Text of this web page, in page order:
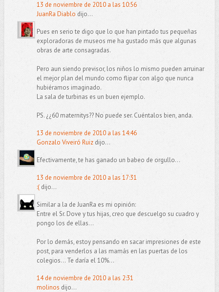
13 de noviembre de 2010 a las 10:56
JuanRa Diablo dijo...
Pues en serio te digo que lo que han pintado tus pequeñas
exploradoras de museos me ha gustado más que algunas
obras de arte consagradas.
Pero aun siendo previsor, los niños lo mismo pueden arruinar
el mejor plan del mundo como flipar con algo que nunca
hubiéramos imaginado.
La sala de turbinas es un buen ejemplo.
PS. ¿¿60 maternitys?? No puede ser. Cuéntalos bien, anda.
13 de noviembre de 2010 a las 14:46
Gonzalo Viveiró Ruizdijo...
Efectivamente, te has ganado un babeo de orgullo...
13 de noviembre de 2010 a las 17:31
:(dijo...
Similar a la de JuanRa es mi opinión:
Entre el Sr. Dove y tus hijas, creo que descuelgo su cuadro y
pongo los de ellas...
Por lo demás, estoy pensando en sacar impresiones de este
post, para venderlos a las mamás en las puertas de los
colegios... Te daría el 10%...
14 de noviembre de 2010 a las 2:31
molinos dijo...